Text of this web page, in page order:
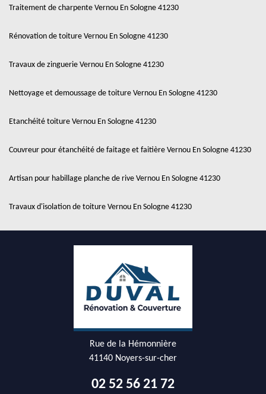
Traitement de charpente Vernou En Sologne 41230
Rénovation de toiture Vernou En Sologne 41230
Travaux de zinguerie Vernou En Sologne 41230
Nettoyage et demoussage de toiture Vernou En Sologne 41230
Etanchéité toiture Vernou En Sologne 41230
Couvreur pour étanchéité de faitage et faitière Vernou En Sologne 41230
Artisan pour habillage planche de rive Vernou En Sologne 41230
Travaux d'isolation de toiture Vernou En Sologne 41230
Rue de la Hémonnière
41140 Noyers-sur-cher
02 52 56 21 72